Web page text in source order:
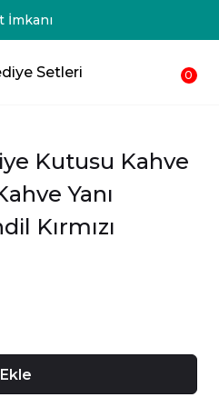
Setleri 0
Kutusu Kahve
Yanı
Kırmızı